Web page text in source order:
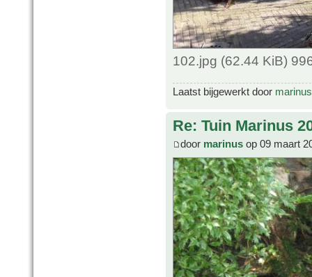
102.jpg (62.44 KiB)
Laatst bijgewerkt door marinus
Re: Tuin Marinus
door marinus op 09 maart